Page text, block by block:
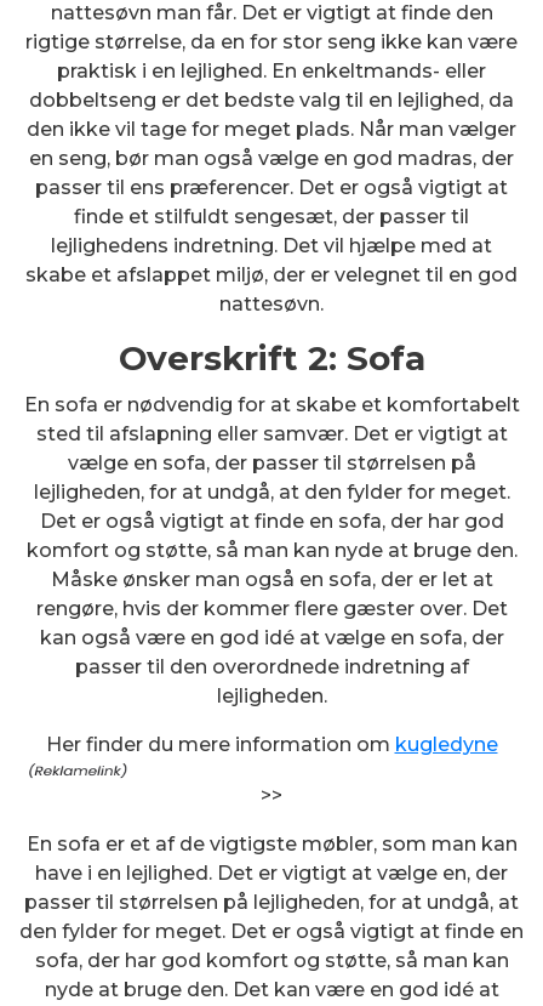
nattesøvn man får. Det er vigtigt at finde den
rigtige størrelse, da en for stor seng ikke kan være
praktisk i en lejlighed. En enkeltmands- eller
dobbeltseng er det bedste valg til en lejlighed, da
den ikke vil tage for meget plads. Når man vælger
en seng, bør man også vælge en god madras, der
passer til ens præferencer. Det er også vigtigt at
finde et stilfuldt sengesæt, der passer til
lejlighedens indretning. Det vil hjælpe med at
skabe et afslappet miljø, der er velegnet til en god
nattesøvn.
Overskrift 2: Sofa
En sofa er nødvendig for at skabe et komfortabelt
sted til afslapning eller samvær. Det er vigtigt at
vælge en sofa, der passer til størrelsen på
lejligheden, for at undgå, at den fylder for meget.
Det er også vigtigt at finde en sofa, der har god
komfort og støtte, så man kan nyde at bruge den.
Måske ønsker man også en sofa, der er let at
rengøre, hvis der kommer flere gæster over. Det
kan også være en god idé at vælge en sofa, der
passer til den overordnede indretning af
lejligheden.
Her finder du mere information om kugledyne
>>
En sofa er et af de vigtigste møbler, som man kan
have i en lejlighed. Det er vigtigt at vælge en, der
passer til størrelsen på lejligheden, for at undgå, at
den fylder for meget. Det er også vigtigt at finde en
sofa, der har god komfort og støtte, så man kan
nyde at bruge den. Det kan være en god idé at